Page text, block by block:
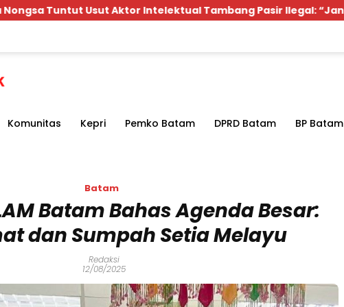
Aktor Intelektual Tambang Pasir Ilegal: “Jangan Cuma Sopir”
Komunitas Kepri Pemko Batam DPRD Batam BP Batam
Batam
Batam Bahas Agenda Besar:
dan Sumpah Setia Melayu
Redaksi
12/08/2025